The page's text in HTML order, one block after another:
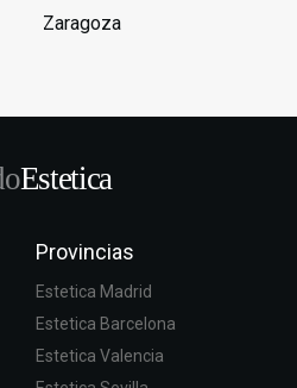
Zaragoza
Estetica
Provincias
Estetica Madrid
Estetica Barcelona
Estetica Valencia